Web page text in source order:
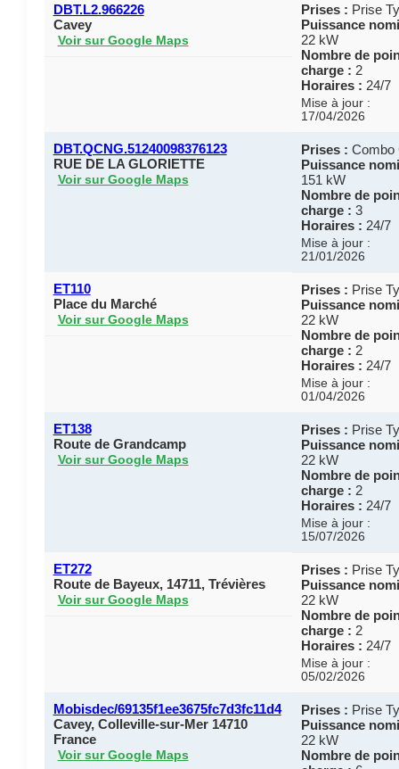
DBT.L2.966226
Cavey
Voir sur Google Maps
Prises : Prise
Puissance
22 kW
Nombre de
charge : 2
Horaires : 24/7
Mise à jour :
17/04/2026
DBT.QCNG.51240098376123
RUE DE LA GLORIETTE
Voir sur Google Maps
Prises : Combo
Puissance
151 kW
Nombre de
charge : 3
Horaires : 24/7
Mise à jour :
21/01/2026
ET110
Place du Marché
Voir sur Google Maps
Prises : Prise
Puissance
22 kW
Nombre de
charge : 2
Horaires : 24/7
Mise à jour :
01/04/2026
ET138
Route de Grandcamp
Voir sur Google Maps
Prises : Prise
Puissance
22 kW
Nombre de
charge : 2
Horaires : 24/7
Mise à jour :
15/07/2026
ET272
Route de Bayeux, 14711, Trévières
Voir sur Google Maps
Prises : Prise
Puissance
22 kW
Nombre de
charge : 2
Horaires : 24/7
Mise à jour :
05/02/2026
Mobisdec/69135f1ee3675fc7d3fc11d4
Cavey, Colleville-sur-Mer 14710
France
Voir sur Google Maps
Prises : Prise
Puissance
22 kW
Nombre de